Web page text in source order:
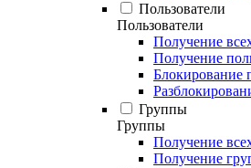
Пользователи
Пользователи
Получение
Получение
Блокирование
Группы
Группы
Получение
Получение